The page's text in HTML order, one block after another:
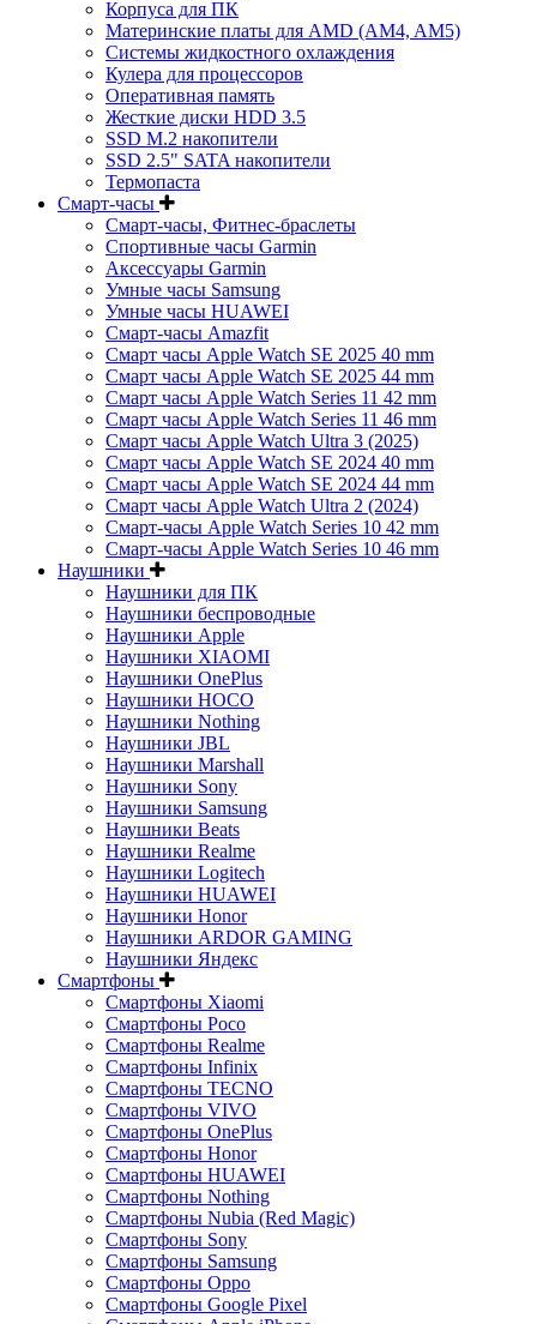
Корпуса для ПК
Материнские платы для AMD (AM4, AM5)
Системы жидкостного охлаждения
Кулера для процессоров
Оперативная память
Жесткие диски HDD 3.5
SSD M.2 накопители
SSD 2.5" SATA накопители
Термопаста
Смарт-часы
Смарт-часы, Фитнес-браслеты
Спортивные часы Garmin
Аксессуары Garmin
Умные часы Samsung
Умные часы HUAWEI
Смарт-часы Amazfit
Смарт часы Apple Watch SE 2025 40 mm
Смарт часы Apple Watch SE 2025 44 mm
Смарт часы Apple Watch Series 11 42 mm
Смарт часы Apple Watch Series 11 46 mm
Смарт часы Apple Watch Ultra 3 (2025)
Смарт часы Apple Watch SE 2024 40 mm
Смарт часы Apple Watch SE 2024 44 mm
Смарт часы Apple Watch Ultra 2 (2024)
Смарт-часы Apple Watch Series 10 42 mm
Смарт-часы Apple Watch Series 10 46 mm
Наушники
Наушники для ПК
Наушники беспроводные
Наушники Apple
Наушники XIAOMI
Наушники OnePlus
Наушники HOCO
Наушники Nothing
Наушники JBL
Наушники Marshall
Наушники Sony
Наушники Samsung
Наушники Beats
Наушники Realme
Наушники Logitech
Наушники HUAWEI
Наушники Honor
Наушники ARDOR GAMING
Наушники Яндекс
Смартфоны
Смартфоны Xiaomi
Смартфоны Poco
Смартфоны Realme
Смартфоны Infinix
Смартфоны TECNO
Смартфоны VIVO
Смартфоны OnePlus
Смартфоны Honor
Смартфоны HUAWEI
Смартфоны Nothing
Смартфоны Nubia (Red Magic)
Смартфоны Sony
Смартфоны Samsung
Смартфоны Oppo
Смартфоны Google Pixel